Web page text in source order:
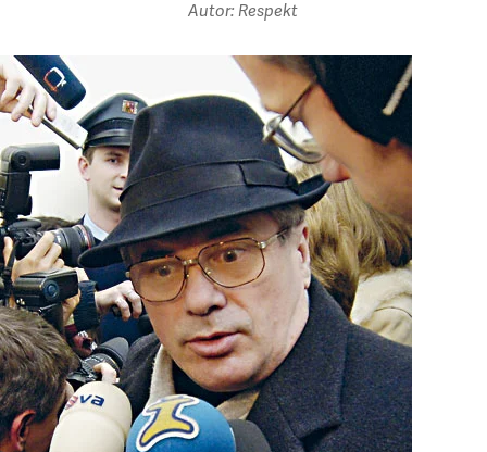
Autor: Respekt